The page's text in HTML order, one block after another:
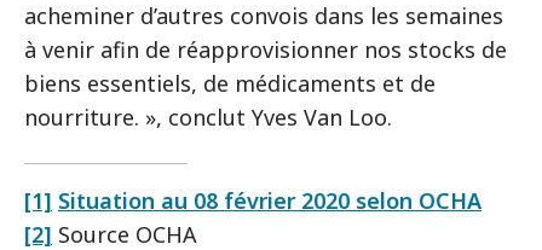
acheminer d’autres convois dans les semaines
à venir afin de réapprovisionner nos stocks de
biens essentiels, de médicaments et de
nourriture. », conclut Yves Van Loo.
[1] Situation au 08 février 2020 selon OCHA
[2] Source OCHA